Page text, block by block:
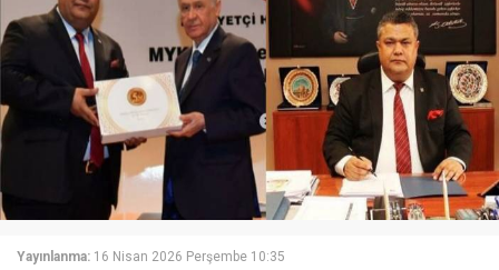
Yayınlanma: 16 Nisan 2026 Perşembe 10:35